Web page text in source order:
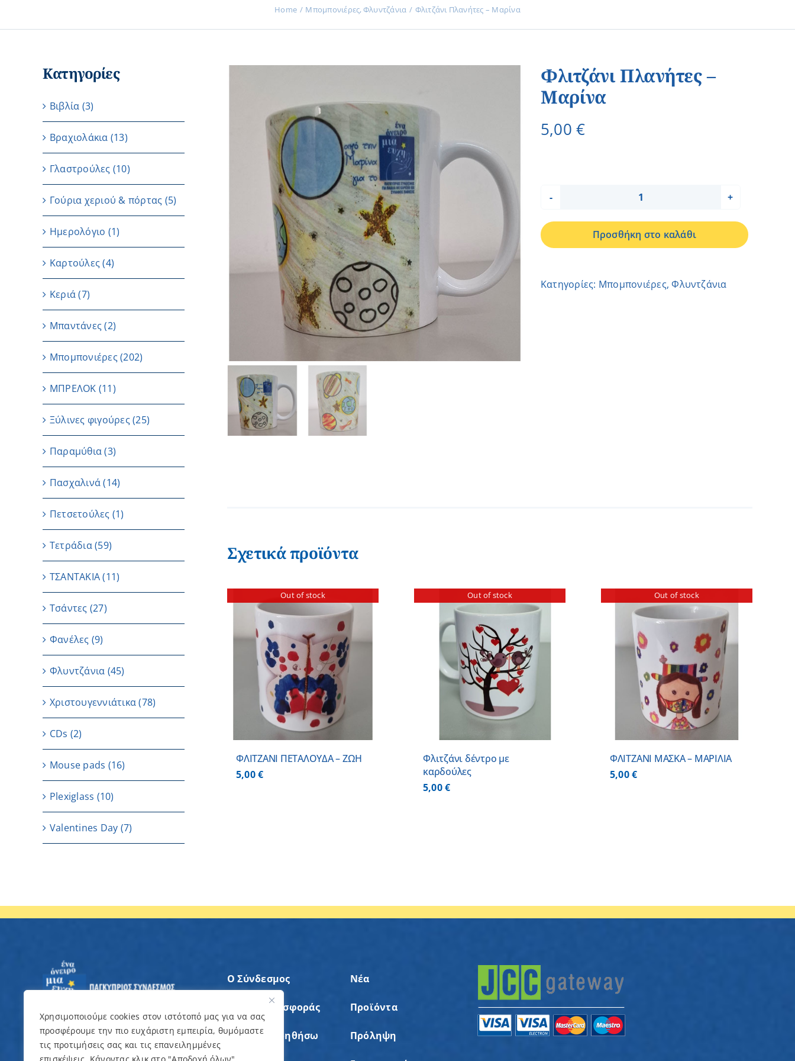
Χρησιμοποιούμε cookies στον ιστότοπό μας για να σας
προσφέρουμε την πιο ευχάριστη εμπειρία, θυμόμαστε
τις προτιμήσεις σας και τις επανειλημμένες
Home Μπομπονιέρες Φλυντζάνια Φλιτζάνι Πλανήτες – Μαρίνα
Φλιτζάνι Πλανήτες –
Μαρίνα
5,00€
Πλανήτες
–
ποσότητα
Προσθήκη στο καλάθι
Κατηγορίες: Μπομπονιέρες,Φλυντζάνια
Σχετικά προϊόντα
Out of stock
ΛΕΠΤΟΜΕΡΕΙΕΣ
ΦΛΙΤΖΑΝΙ ΠΕΤΑΛΟΥΔΑ – ΖΩΗ
5,00€
Out of stock
ΛΕΠΤΟΜΕΡΕΙΕΣ
Φλιτζάνι δέντρο με
καρδούλες
5,00€
Out of stock
ΛΕΠΤΟΜΕΡΕΙΕΣ
ΦΛΙΤΖΑΝΙ ΜΑΣΚΑ – ΜΑΡΙΛΙΑ
5,00€
Κατηγορίες
Βιβλία (3)
Βραχιολάκια (13)
Γλαστρούλες (10)
Γούρια χεριού & πόρτας (5)
Ημερολόγιο (1)
Καρτούλες (4)
Κεριά (7)
Μπαντάνες (2)
Μπομπονιέρες(202)
ΜΠΡΕΛΟΚ (11)
Ξύλινες φιγούρες(25)
Παραμύθια (3)
Πασχαλινά (14)
Πετσετούλες (1)
Τετράδια(59)
ΤΣΑΝΤΑΚΙΑ (11)
Τσάντες (27)
Φανέλες (9)
Φλυντζάνια (45)
Χριστουγεννιάτικα(78)
CDs (2)
Μouse pads (16)
Plexiglass (10)
Valentines Day (7)
Ο Σύνδεσμος
Άξονες Προσφοράς
Θέλω να Βοηθήσω
Νέα
Προϊόντα
Πρόληψη